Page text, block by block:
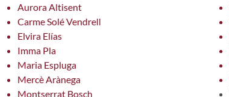
Aurora Altisent
Carme Solé Vendrell
Elvira Elías
Imma Pla
Maria Espluga
Mercè Arànega
Montserrat Bosch